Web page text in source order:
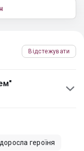
Відстежувати
доросла героїня